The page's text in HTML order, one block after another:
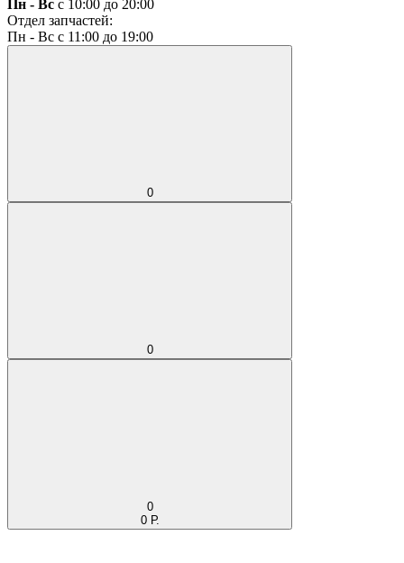
Пн - Вс с 10:00 до 20:00
Отдел запчастей:
Пн - Вс с 11:00 до 19:00
0
0
0
0 Р.